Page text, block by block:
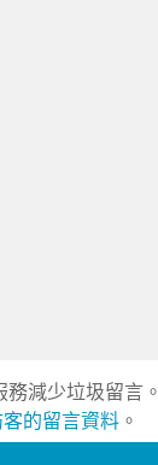
減少垃圾留言。
的留言資料 。